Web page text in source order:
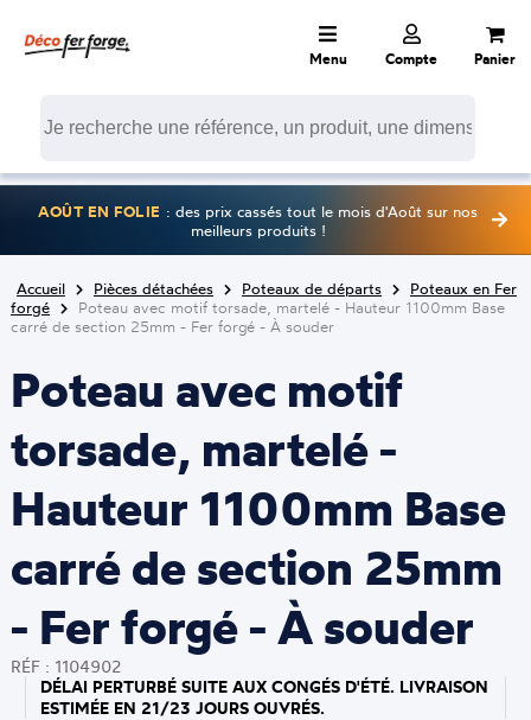
Menu Compte Panier
AOÛT EN FOLIE : des prix cassés tout le mois d'Août sur nos
meilleurs produits !
Accueil Pièces détachées Poteaux de départs
Poteaux en Fer
forgé
Poteau avec motif torsade, martelé - Hauteur 1100mm Base
carré de section 25mm - Fer forgé - À souder
Poteau avec motif
torsade, martelé -
Hauteur 1100mm Base
carré de section 25mm
- Fer forgé - À souder
RÉF : 1104902
DÉLAI PERTURBÉ SUITE AUX CONGÉS D'ÉTÉ. LIVRAISON
ESTIMÉE EN 21/23 JOURS OUVRÉS.